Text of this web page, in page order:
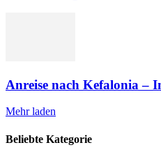
Anreise nach Kefalonia –
Mehr laden
Beliebte Kategorie